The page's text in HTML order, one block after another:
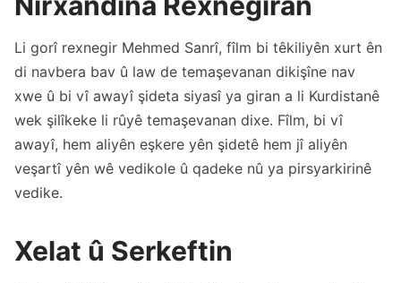
Li gorî rexnegir Mehmed Sanrî, fîlm bi têkiliyên xurt ên
di navbera bav û law de temaşevanan dikişîne nav
xwe û bi vî awayî şideta siyasî ya giran a li Kurdistanê
wek şilîkeke li rûyê temaşevanan dixe. Fîlm, bi vî
awayî, hem aliyên eşkere yên şidetê hem jî aliyên
veşartî yên wê vedikole û qadeke nû ya pirsyarkirinê
vedike.
Xelat û Serkeftin